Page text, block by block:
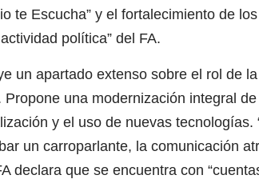
te Escucha” y el fortalecimiento de
política” del FA.
un apartado extenso sobre el rol de
una modernización integral
y el uso de nuevas tecnologías.
un carroparlante, la comunicación
declara que se encuentra con